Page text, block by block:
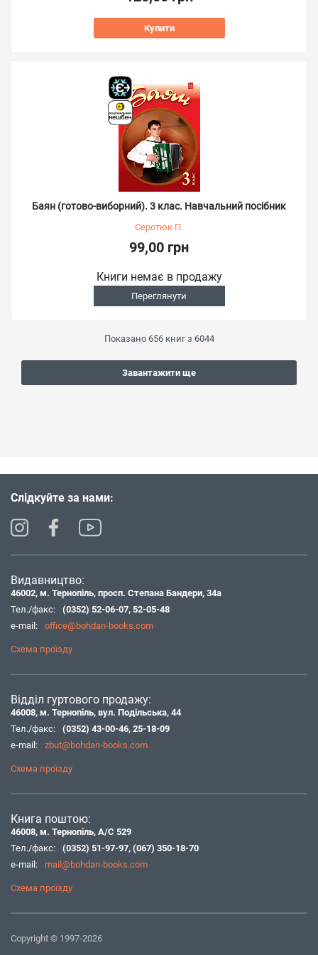
Купити
Баян (готово-виборний). 3 клас. Навчальний посібник
Серотюк П.
99,00 грн
Книги немає в продажу
Переглянути
Показано 656книг з 6044
Завантажити ще
Слідкуйте за нами:
Видавництво:
46002, м. Тернопіль, просп. Степана Бандери, 34а
Тел./факс:
(0352) 52-06-07, 52-05-48
e-mail:
office@bohdan-books.com
Схема проїзду
Відділ гуртового продажу:
46008, м. Тернопіль, вул. Подільська, 44
Тел./факс:
(0352) 43-00-46, 25-18-09
e-mail:
zbut@bohdan-books.com
Схема проїзду
Книга поштою:
46008, м. Тернопіль, А/С 529
Тел./факс:
(0352) 51-97-97, (067) 350-18-70
e-mail:
mail@bohdan-books.com
Схема проїзду
Copyright © 1997-2026